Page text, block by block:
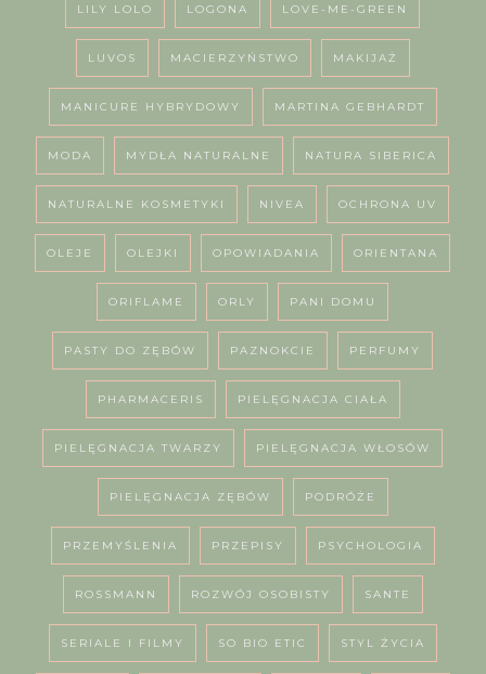
LILY LOLO LOGONA LOVE-ME-GREEN
LUVOS MACIERZYŃSTWO MAKIJAŻ
MANICURE HYBRYDOWY MARTINA GEBHARDT
MODA MYDŁA NATURALNE NATURA SIBERICA
NATURALNE KOSMETYKI NIVEA OCHRONA UV
OLEJE OLEJKI OPOWIADANIA ORIENTANA
ORIFLAME ORLY PANI DOMU
PASTY DO ZĘBÓW PAZNOKCIE PERFUMY
PHARMACERIS PIELĘGNACJA CIAŁA
PIELĘGNACJA TWARZY PIELĘGNACJA WŁOSÓW
PIELĘGNACJA ZĘBÓW PODRÓŻE
PRZEMYŚLENIA PRZEPISY PSYCHOLOGIA
ROSSMANN ROZWÓJ OSOBISTY SANTE
SERIALE I FILMY SO BIO ETIC STYL ŻYCIA